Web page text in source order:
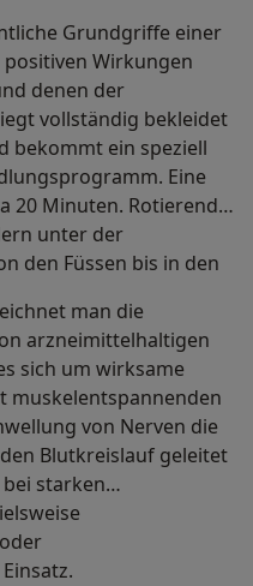
Grundgriffe einer
Wirkungen
denen der
vollständig bekleidet
bekommt ein speziell
Eine
20 Minuten. Rotierende
unter der
den Füssen bis in den
man die
arzneimittelhaltigen
sich um wirksame
muskelentspannenden
von Nerven die
Blutkreislauf geleitet
starken